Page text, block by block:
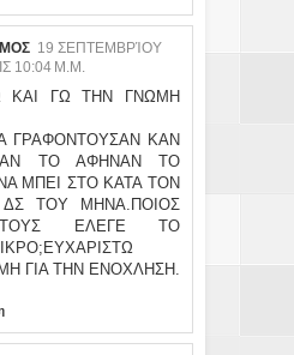
19 ΣΕΠΤΕΜΒΡΊΟΥ
10:04 Μ.Μ.
ΚΑΙ ΓΩ ΤΗΝ ΓΝΩΜΗ
ΓΡΑΦΟΝΤΟΥΣΑΝ ΚΑΝ
ΤΟ ΑΦΗΝΑΝ ΤΟ
ΜΠΕΙ ΣΤΟ ΚΑΤΑ ΤΟΝ
ΤΟΥ ΜΗΝΑ.ΠΟΙΟΣ
ΕΛΕΓΕ ΤΟ
ΓΙΑ ΤΗΝ ΕΝΟΧΛΗΣΗ.